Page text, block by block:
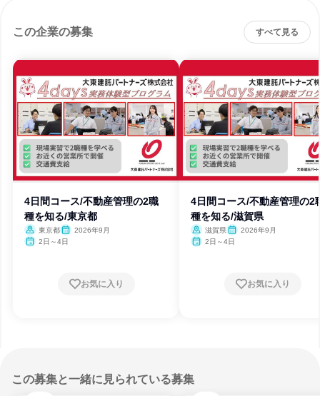
この企業の募集 すべて見る
4日間コース/不動産管理の2職
種を知る/東京都
東京都
2026年9月
2日～4日
お気に入り
4日間コース/不動産管理の2
種を知る/滋賀県
滋賀県
2026年9月
2日～4日
お気に入り
この募集と一緒に見られている募集